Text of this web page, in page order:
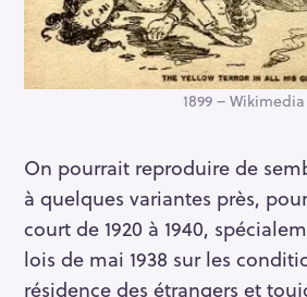
1899 – Wikimedia
On pourrait reproduire de
à quelques variantes près,
court de 1920 à 1940,
lois de mai 1938 sur les
résidence des étrangers et